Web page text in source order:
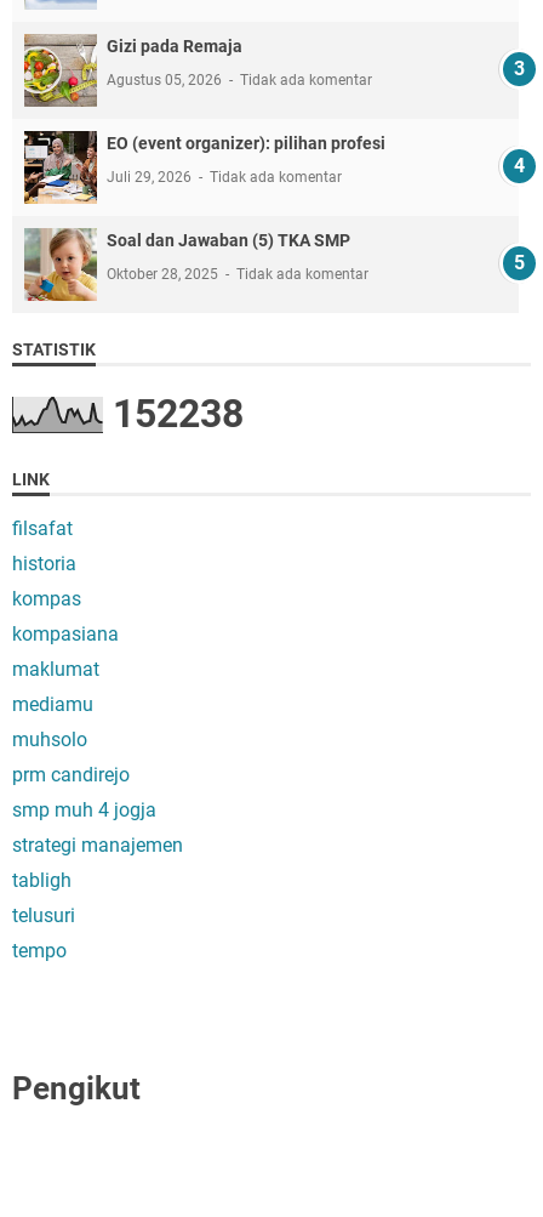
Gizi pada Remaja
Agustus 05, 2026 Tidak ada komentar
EO (event organizer): pilihan profesi
Juli 29, 2026 Tidak ada komentar
Soal dan Jawaban (5) TKA SMP
Oktober 28, 2025 Tidak ada komentar
STATISTIK
152238
LINK
filsafat
historia
kompas
kompasiana
maklumat
mediamu
muhsolo
prm candirejo
smp muh 4 jogja
strategi manajemen
tabligh
telusuri
tempo
Pengikut